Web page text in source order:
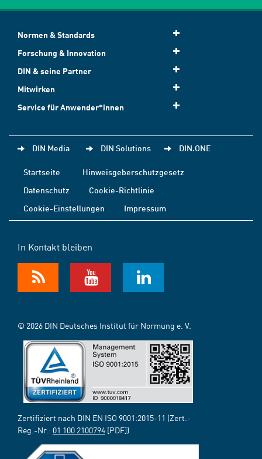
Normen & Standards
Forschung & Innovation
DIN & seine Partner
Mitwirken
Service für Anwender*innen
DIN Media DIN Solutions DIN.ONE
Startseite
Hinweisgeberschutzgesetz
Datenschutz
Cookie-Richtlinie
Cookie-Einstellungen
Impressum
In Kontakt bleiben
© 2026 DIN Deutsches Institut für Normung e. V.
Zertifiziert nach DIN EN ISO 9001:2015-11 (Zert.-
Reg.-Nr.: 01 100 2100794 [PDF])